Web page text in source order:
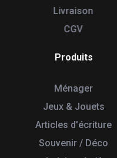
Livraison
CGV
Produits
Ménager
Jeux & Jouets
Articles d'écriture
Souvenir / Déco